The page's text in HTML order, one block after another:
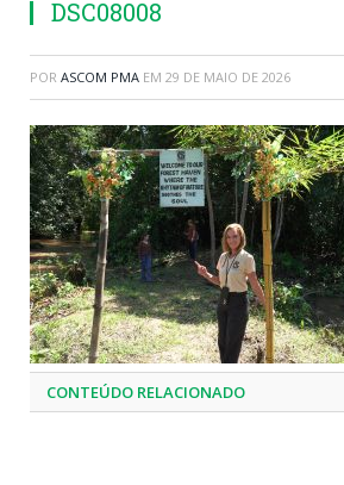
DSC08008
POR ASCOM PMA EM 29 DE MAIO DE 2026
CONTEÚDO RELACIONADO